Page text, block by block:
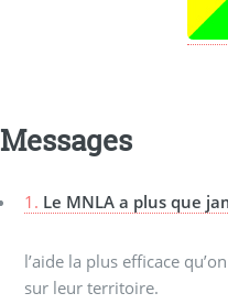
Messages
1. Le MNLA a plus que
l’aide la plus efficace
sur leur territoire.